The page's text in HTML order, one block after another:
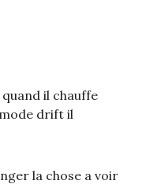
il chauffe
drift il
la chose a voir